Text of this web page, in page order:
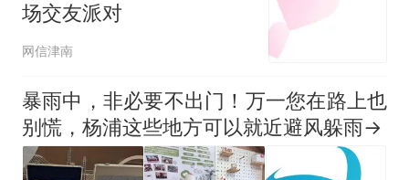
场交友派对
网信津南
暴雨中，非必要不出门！万一您在路上也
别慌，杨浦这些地方可以就近避风躲雨→